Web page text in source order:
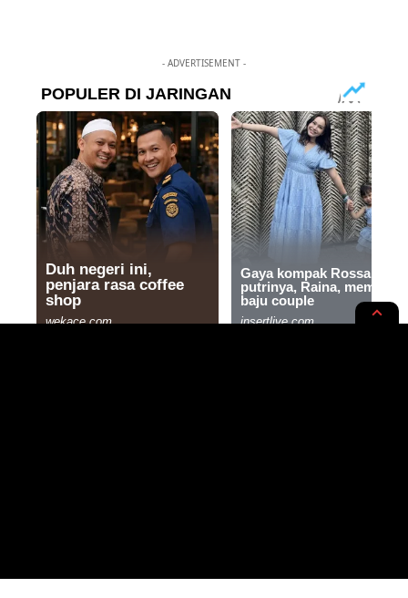
- ADVERTISEMENT -